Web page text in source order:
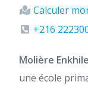
Calculer
+216
Molière
une école